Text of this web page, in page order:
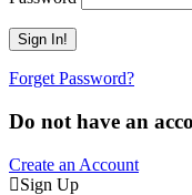
Forget Password?
Do not have an
Create an Account
Sign Up